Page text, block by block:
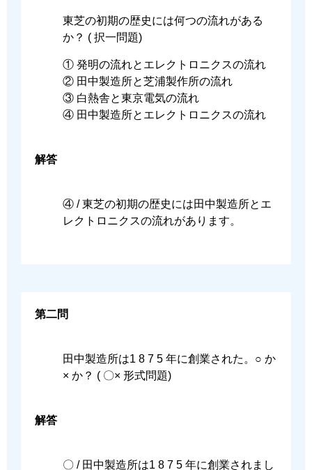
東芝の初期の歴史には何つの流れがある
か？ ( 択⼀問題)
① 発明の流れとエレクトロニクスの流れ
② ⽥中製造所と芝浦製作所の流れ
③ ⽩熱舎と東京電気の流れ
④ ⽥中製造所とエレクトロニクスの流れ
解答
④ / 東芝の初期の歴史には⽥中製造所とエ
レクトロニクスの流れがあります。
第二問
⽥中製造所は1 8 7 5 年に創業された。○ か
× か？ ( 〇× 形式問題)
解答
〇 / ⽥中製造所は1 8 7 5 年に創業されまし